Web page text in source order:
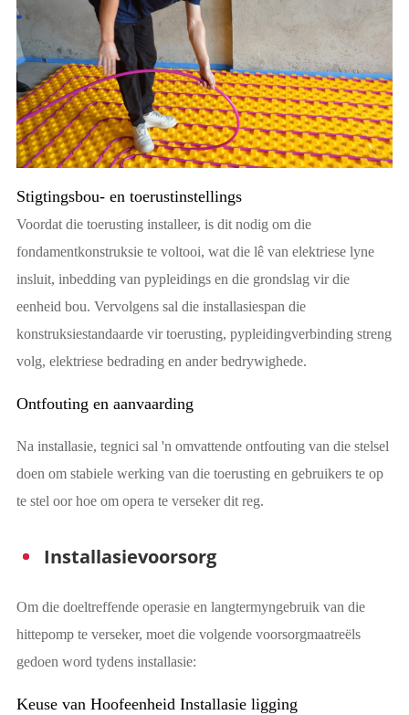
Stigtingsbou- en toerustinstellings
Voordat die toerusting installeer, is dit nodig om die
fondamentkonstruksie te voltooi, wat die lê van elektriese lyne
insluit, inbedding van pypleidings en die grondslag vir die
eenheid bou. Vervolgens sal die installasiespan die
konstruksiestandaarde vir toerusting, pypleidingverbinding streng
volg, elektriese bedrading en ander bedrywighede.
Ontfouting en aanvaarding
Na installasie, tegnici sal 'n omvattende ontfouting van die stelsel
doen om stabiele werking van die toerusting en gebruikers te op
te stel oor hoe om opera te verseker dit reg.
Installasievoorsorg
Om die doeltreffende operasie en langtermyngebruik van die
hittepomp te verseker, moet die volgende voorsorgmaatreëls
gedoen word tydens installasie:
Keuse van Hoofeenheid Installasie ligging